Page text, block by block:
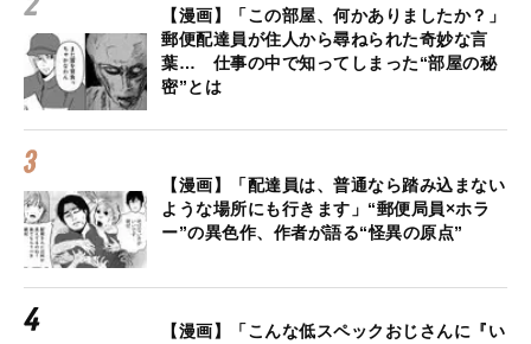
【漫画】「この部屋、何かありましたか？」
郵便配達員が住人から尋ねられた奇妙な言
葉… 仕事の中で知ってしまった“部屋の秘
密”とは
【漫画】「配達員は、普通なら踏み込まない
ような場所にも行きます」“郵便局員×ホラ
ー”の異色作、作者が語る“怪異の原点”
【漫画】「こんな低スペックおじさんに『い